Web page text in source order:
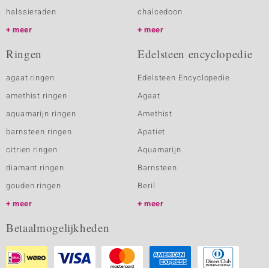
halssieraden
meer
chalcedoon
meer
Ringen
agaat ringen
amethist ringen
aquamarijn ringen
barnsteen ringen
citrien ringen
diamant ringen
gouden ringen
meer
Edelsteen encyclopedie
Edelsteen Encyclopedie
Agaat
Amethist
Apatiet
Aquamarijn
Barnsteen
Beril
meer
Betaalmogelijkheden